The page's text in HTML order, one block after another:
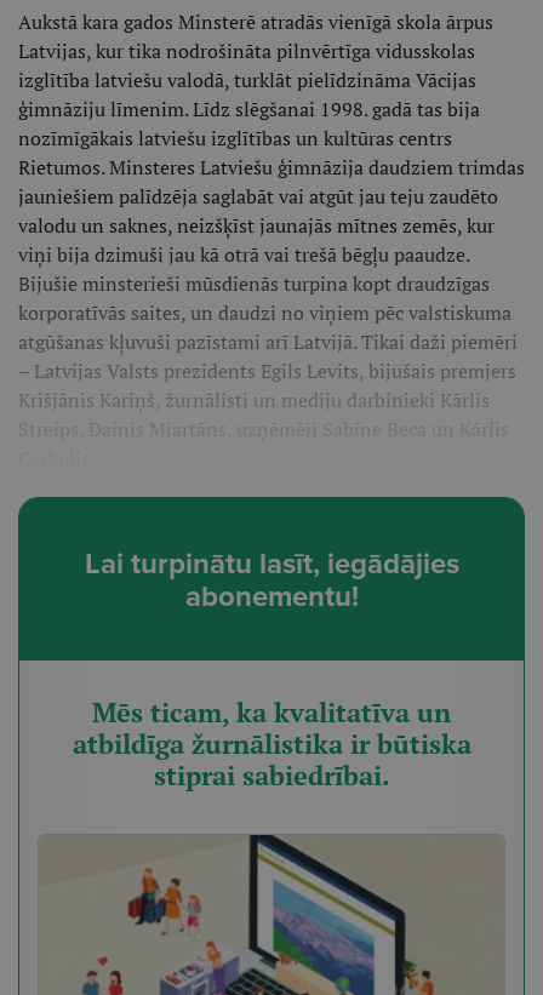
Aukstā kara gados Minsterē atradās vienīgā skola ārpus
Latvijas, kur tika nodrošināta pilnvērtīga vidusskolas
izglītība latviešu valodā, turklāt pielīdzināma Vācijas
ģimnāziju līmenim. Līdz slēgšanai 1998. gadā tas bija
nozīmīgākais latviešu izglītības un kultūras centrs
Rietumos. Minsteres Latviešu ģimnāzija daudziem trimdas
jauniešiem palīdzēja saglabāt vai atgūt jau teju zaudēto
valodu un saknes, neizšķīst jaunajās mītnes zemēs, kur
viņi bija dzimuši jau kā otrā vai trešā bēgļu paaudze.
Bijušie minsterieši mūsdienās turpina kopt draudzīgas
korporatīvās saites, un daudzi no viņiem pēc valstiskuma
atgūšanas kļuvuši pazīstami arī Latvijā. Tikai daži piemēri
– Latvijas Valsts prezidents Egils Levits, bijušais premjers
Krišjānis Kariņš, žurnālisti un mediju darbinieki Kārlis
Streips, Dainis Mjartāns, uzņēmēji Sabīne Beca un Kārlis
Lai turpinātu lasīt, iegādājies
abonementu!
Mēs ticam, ka kvalitatīva un
atbildīga žurnālistika ir būtiska
stiprai sabiedrībai.